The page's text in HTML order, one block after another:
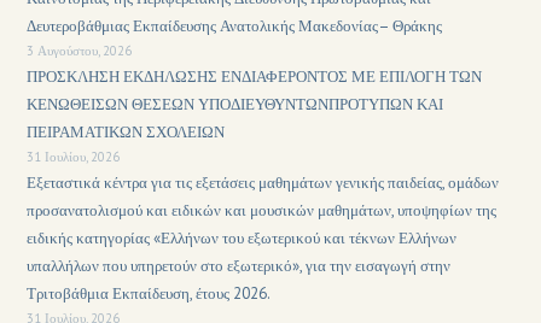
Δευτεροβάθμιας Εκπαίδευσης Ανατολικής Μακεδονίας– Θράκης
3 Αυγούστου, 2026
ΠΡΟΣΚΛΗΣΗ ΕΚΔΗΛΩΣΗΣ ΕΝΔΙΑΦΕΡΟΝΤΟΣ ΜΕ ΕΠΙΛΟΓΗ ΤΩΝ
ΚΕΝΩΘΕΙΣΩΝ ΘΕΣΕΩΝ ΥΠΟΔΙΕΥΘΥΝΤΩΝΠΡΟΤΥΠΩΝ ΚΑΙ
ΠΕΙΡΑΜΑΤΙΚΩΝ ΣΧΟΛΕΙΩΝ
31 Ιουλίου, 2026
Εξεταστικά κέντρα για τις εξετάσεις μαθημάτων γενικής παιδείας, ομάδων
προσανατολισμού και ειδικών και μουσικών μαθημάτων, υποψηφίων της
ειδικής κατηγορίας «Ελλήνων του εξωτερικού και τέκνων Ελλήνων
υπαλλήλων που υπηρετούν στο εξωτερικό», για την εισαγωγή στην
Τριτοβάθμια Εκπαίδευση, έτους 2026.
31 Ιουλίου, 2026